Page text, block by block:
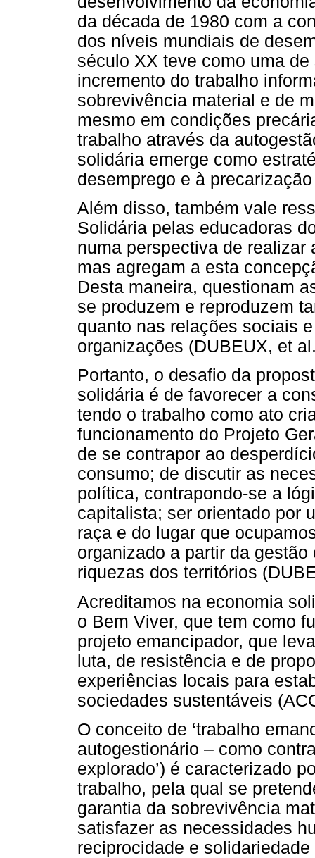
da década de 1980 com a
dos níveis mundiais de
século XX teve como uma
incremento do trabalho
sobrevivência material e de
mesmo em condições
trabalho através da
solidária emerge como
desemprego e à
Além disso, também vale
Solidária pelas educadoras
numa perspectiva de realizar
mas agregam a esta
Desta maneira, questionam
se produzem e reproduzem
quanto nas relações sociais
organizações (DUBEUX, et
Portanto, o desafio da
solidária é de favorecer a
tendo o trabalho como ato
funcionamento do Projeto
de se contrapor ao
consumo; de discutir as
política, contrapondo-se a
capitalista; ser orientado por
raça e do lugar que
organizado a partir da
riquezas dos territórios
Acreditamos na economia
o Bem Viver, que tem como
projeto emancipador, que
luta, de resistência e de
experiências locais para
sociedades sustentáveis
O conceito de ‘trabalho
autogestionário – como
explorado’) é caracterizado
trabalho, pela qual se
garantia da sobrevivência
satisfazer as necessidades
reciprocidade e